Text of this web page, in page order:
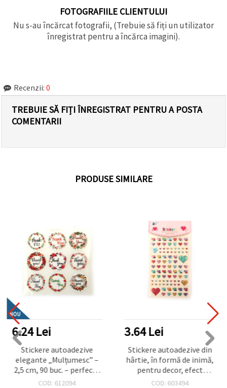
FOTOGRAFIILE CLIENTULUI
Nu s-au încărcat fotografii, (Trebuie să fiți un utilizator
înregistrat pentru a încărca imagini).
Recenzii: 0
TREBUIE SĂ FIȚI ÎNREGISTRAT PENTRU A POSTA
COMENTARII
PRODUSE SIMILARE
NOU
6.24 Lei
Stickere autoadezive
elegante „Mulțumesc” –
2,5 cm, 90 buc. – perfecte
pentru ambalarea
COD: 612094
3.64 Lei
Stickere autoadezive din
hârtie, în formă de inimă,
pentru decor, efect
sidefat, culori mixte, 12–
COD: 603494